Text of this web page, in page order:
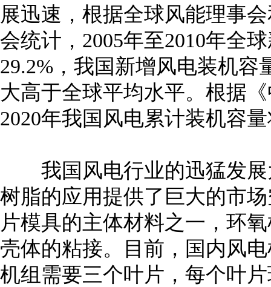
展迅速，根据全球风能理事
会统计，2005年至2010年全
29.2%，我国新增风电装机容
大高于全球平均水平。根据
2020年我国风电累计装机容
我国风电行业的迅猛发展
树脂的应用提供了巨大的市
片模具的主体材料之一，环
壳体的粘接。目前，国内风
机组需要三个叶片，每个叶